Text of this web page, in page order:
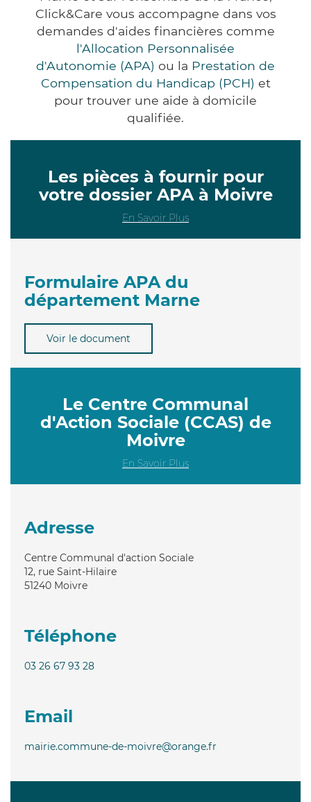
Click&Care vous accompagne dans vos
demandes d'aides financières comme
l'Allocation Personnalisée
d'Autonomie (APA) ou la Prestation de
Compensation du Handicap (PCH) et
pour trouver une aide à domicile
qualifiée.
Les pièces à fournir pour
votre dossier APA à Moivre
En Savoir Plus
Formulaire APA du
département Marne
Voir le document
Le Centre Communal
d'Action Sociale (CCAS) de
Moivre
En Savoir Plus
Adresse
Centre Communal d'action Sociale
12, rue Saint-Hilaire
51240 Moivre
Téléphone
03 26 67 93 28
Email
mairie.commune-de-moivre@orange.fr